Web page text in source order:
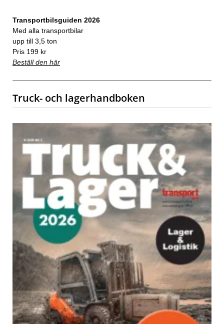
Transportbilsguiden 2026
Med alla transportbilar
upp till 3,5 ton
Pris 199 kr
Beställ den här
Truck- och lagerhandboken